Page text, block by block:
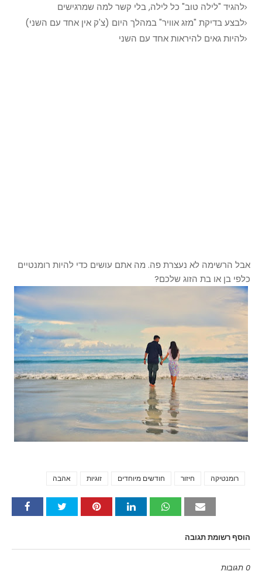
להגיד "לילה טוב" כל לילה, בלי קשר למה שמרגישים
לבצע בדיקת "מזג אוויר" במהלך היום (צ'ק אין אחד עם השני)
להיות גאים להיראות אחד עם השני
אבל הרשימה לא נעצרת פה. מה אתם עושים כדי להיות רומנטיים
כלפי בן או בת הזוג שלכם?
אהבה זוגיות חודשים מיוחדים חיזור רומנטיקה
הוסף רשומת תגובה
0 תגובות